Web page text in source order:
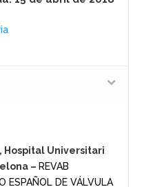
Hospital Universitari
– REVAB
ESPAÑOL DE VÁLVULA